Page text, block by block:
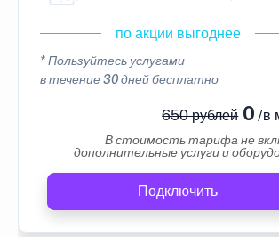
по акции выгоднее
* Пользуйтесь услугами
в течение 30 дней бесплатно
650 рублей0 /в
В стоимость тарифа не
дополнительные услуги и
Подключить